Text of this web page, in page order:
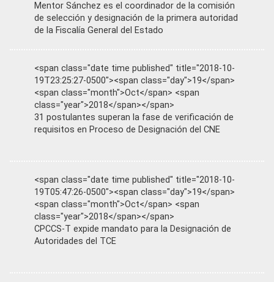
Mentor Sánchez es el coordinador de la comisión
de selección y designación de la primera autoridad
de la Fiscalía General del Estado
<span class="date time published" title="2018-10-
19T23:25:27-0500"><span class="day">19</span>
<span class="month">Oct</span> <span
class="year">2018</span></span>
31 postulantes superan la fase de verificación de
requisitos en Proceso de Designación del CNE
<span class="date time published" title="2018-10-
19T05:47:26-0500"><span class="day">19</span>
<span class="month">Oct</span> <span
class="year">2018</span></span>
CPCCS-T expide mandato para la Designación de
Autoridades del TCE